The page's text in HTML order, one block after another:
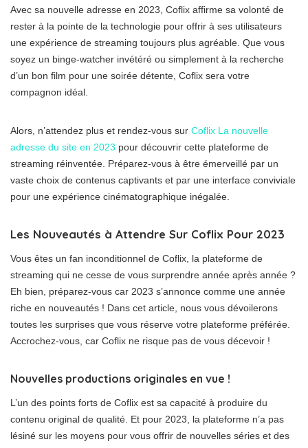
Avec sa nouvelle adresse en 2023, Coflix affirme sa volonté de
rester à la pointe de la technologie pour offrir à ses utilisateurs
une expérience de streaming toujours plus agréable. Que vous
soyez un binge-watcher invétéré ou simplement à la recherche
d’un bon film pour une soirée détente, Coflix sera votre
compagnon idéal.
Alors, n’attendez plus et rendez-vous sur Coflix La nouvelle
adresse du site en 2023 pour découvrir cette plateforme de
streaming réinventée. Préparez-vous à être émerveillé par un
vaste choix de contenus captivants et par une interface conviviale
pour une expérience cinématographique inégalée.
Les Nouveautés à Attendre Sur Coflix Pour 2023
Vous êtes un fan inconditionnel de Coflix, la plateforme de
streaming qui ne cesse de vous surprendre année après année ?
Eh bien, préparez-vous car 2023 s’annonce comme une année
riche en nouveautés ! Dans cet article, nous vous dévoilerons
toutes les surprises que vous réserve votre plateforme préférée.
Accrochez-vous, car Coflix ne risque pas de vous décevoir !
Nouvelles productions originales en vue !
L’un des points forts de Coflix est sa capacité à produire du
contenu original de qualité. Et pour 2023, la plateforme n’a pas
lésiné sur les moyens pour vous offrir de nouvelles séries et des